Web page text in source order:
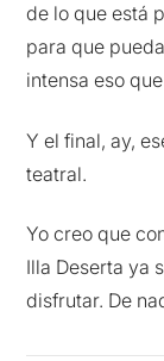
de lo que está
para que
intensa eso
Y el final, ay,
teatral.
Yo creo que
Illa Deserta ya
disfrutar. De